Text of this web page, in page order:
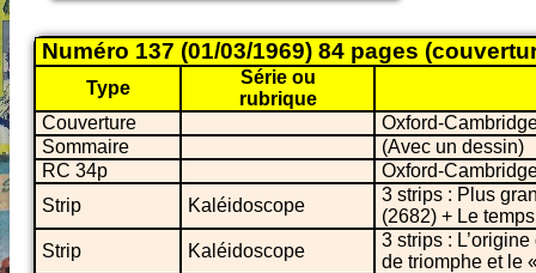
Numéro 137 (01/03/1969) 84 pages
Type
Série ou
rubrique
Couverture
Oxford-
Sommaire
(Avec un dessin)
RC 34p
Oxford-
Strip
Kaléidoscope
3 strips : Plus
(2682) + Le
Strip
Kaléidoscope
3 strips :
de triomphe et le